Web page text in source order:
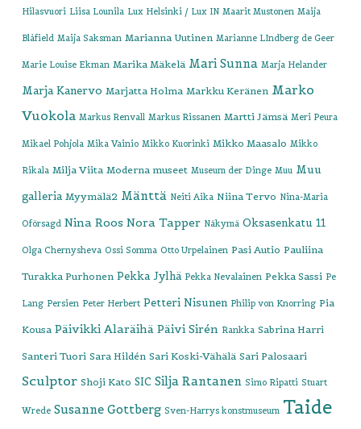
Hilasvuori Liisa Lounila Lux Helsinki / Lux IN Maarit Mustonen Maija
Blåfield Maija Saksman Marianna Uutinen Marianne LIndberg de Geer
Marie Louise Ekman Marika Mäkelä Mari Sunna Marja Helander
Marja Kanervo Marjatta Holma Markku Keränen Marko
Vuokola Markus Renvall Markus Rissanen Martti Jämsä Meri Peura
Mikael Pohjola Mika Vainio Mikko Kuorinki Mikko Maasalo Mikko
Rikala Milja Viita Moderna museet Museum der Dinge Muu Muu
galleria Myymälä2 Mänttä Neiti Aika Niina Tervo Nina-Maria
Oförsagd Nina Roos Nora Tapper Näkymä Oksasenkatu 11
Olga Chernysheva Ossi Somma Otto Urpelainen Pasi Autio Pauliina
Turakka Purhonen Pekka Jylhä Pekka Nevalainen Pekka Sassi Pe
Lang Persien Peter Herbert Petteri Nisunen Philip von Knorring Pia
Kousa Päivikki Alaräihä Päivi Sirén Rankka Sabrina Harri
Santeri Tuori Sara Hildén Sari Koski-Vähälä Sari Palosaari
Sculptor Shoji Kato SIC Silja Rantanen Simo Ripatti Stuart
Wrede Susanne Gottberg Sven-Harrys konstmuseum Taide